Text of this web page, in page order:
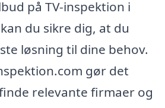
på TV-inspektion i
du sikre dig, at du
løsning til dine behov.
gør det
relevante firmaer og